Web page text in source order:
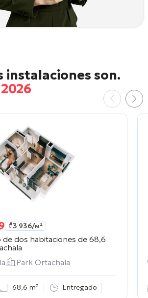
instalaciones son.
₾3 936/м²
de dos habitaciones de 68,6
Park Ortachala
68,6 m² Entregado